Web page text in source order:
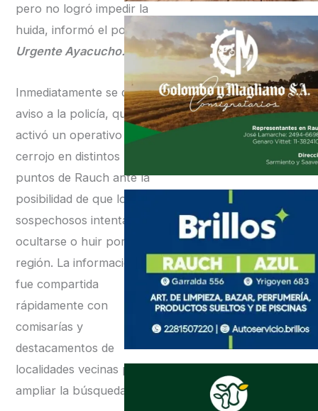
pero no logró impedir la
huida, informó el portal
Urgente Ayacucho.
Inmediatamente se dio
aviso a la policía, que
activó un operativo
cerrojo en distintos
puntos de Rauch ante la
posibilidad de que los
sospechosos intentaran
ocultarse o huir por la
región. La información
fue compartida
rápidamente con
comisarías y
destacamentos de
localidades vecinas para
ampliar la búsqueda.